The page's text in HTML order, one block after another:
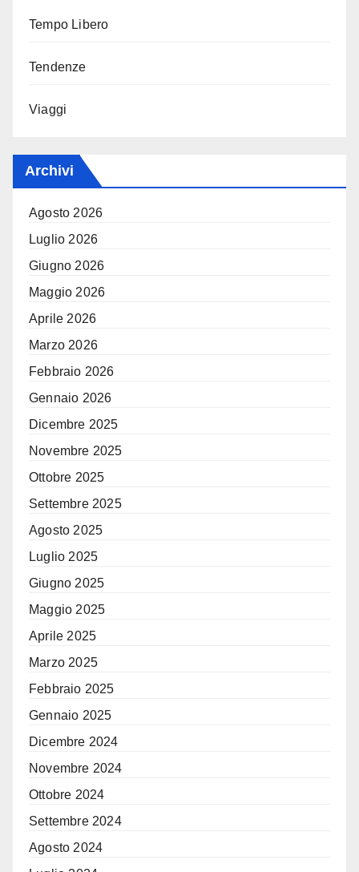
Tempo Libero
Tendenze
Viaggi
Archivi
Agosto 2026
Luglio 2026
Giugno 2026
Maggio 2026
Aprile 2026
Marzo 2026
Febbraio 2026
Gennaio 2026
Dicembre 2025
Novembre 2025
Ottobre 2025
Settembre 2025
Agosto 2025
Luglio 2025
Giugno 2025
Maggio 2025
Aprile 2025
Marzo 2025
Febbraio 2025
Gennaio 2025
Dicembre 2024
Novembre 2024
Ottobre 2024
Settembre 2024
Agosto 2024